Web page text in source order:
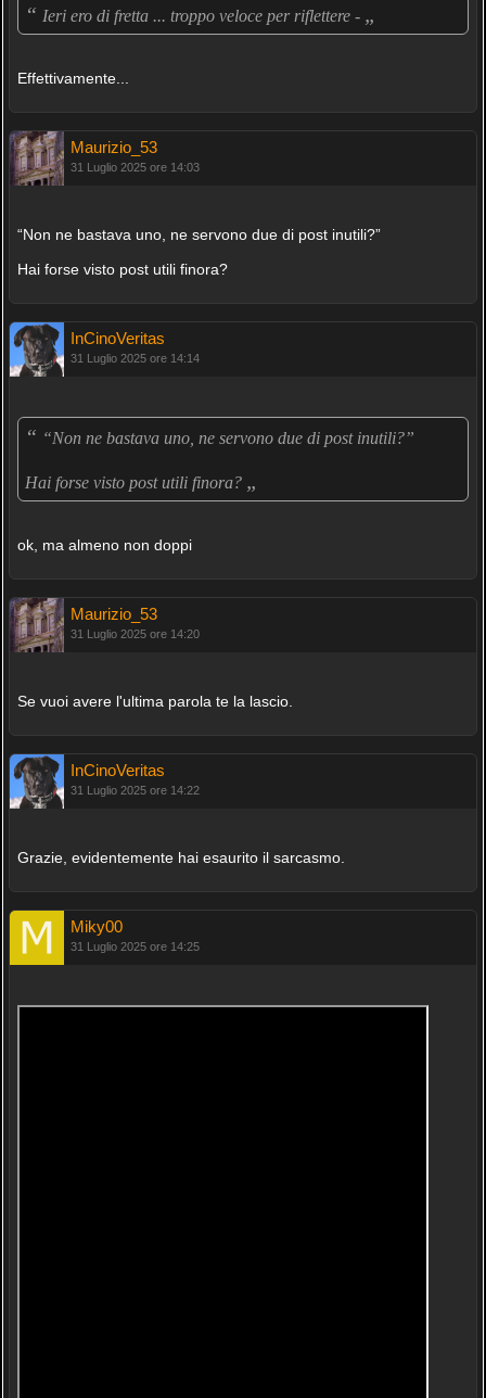
“ Ieri ero di fretta ... troppo veloce per riflettere - „
Effettivamente...
Maurizio_53
31 Luglio 2025 ore 14:03
“Non ne bastava uno, ne servono due di post inutili?”
Hai forse visto post utili finora?
InCinoVeritas
31 Luglio 2025 ore 14:14
“ “Non ne bastava uno, ne servono due di post inutili?”
Hai forse visto post utili finora? „
ok, ma almeno non doppi
Maurizio_53
31 Luglio 2025 ore 14:20
Se vuoi avere l'ultima parola te la lascio.
InCinoVeritas
31 Luglio 2025 ore 14:22
Grazie, evidentemente hai esaurito il sarcasmo.
Miky00
31 Luglio 2025 ore 14:25